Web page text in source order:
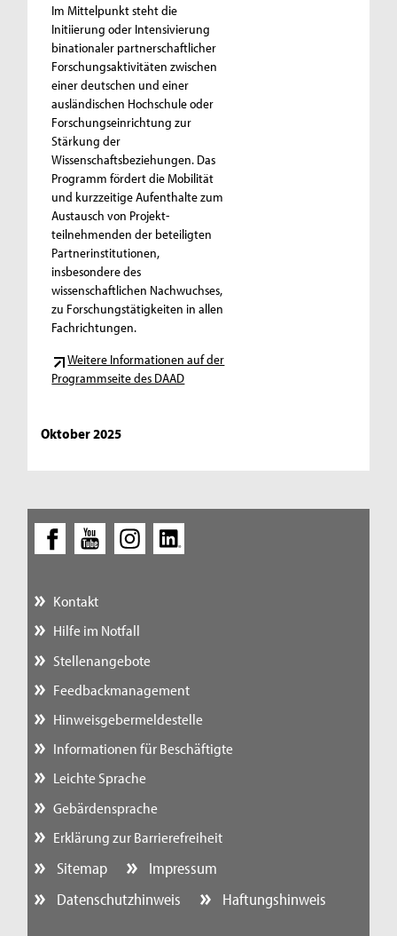
Im Mittelpunkt steht die
Initiierung oder Intensivierung
binationaler partnerschaftlicher
Forschungsaktivitäten zwischen
einer deutschen und einer
ausländischen Hochschule oder
Forschungseinrichtung zur
Stärkung der
Wissenschaftsbeziehungen. Das
Programm fördert die Mobilität
und kurzzeitige Aufenthalte zum
Austausch von Projekt-
teilnehmenden der beteiligten
Partnerinstitutionen,
insbesondere des
wissenschaftlichen Nachwuchses,
zu Forschungstätigkeiten in allen
Fachrichtungen.
Weitere Informationen auf der
Programmseite des DAAD
Oktober 2025
Kontakt
Hilfe im Notfall
Stellenangebote
Feedbackmanagement
Hinweisgebermeldestelle
Informationen für Beschäftigte
Leichte Sprache
Gebärdensprache
Erklärung zur Barrierefreiheit
Sitemap
Impressum
Datenschutzhinweis
Haftungshinweis